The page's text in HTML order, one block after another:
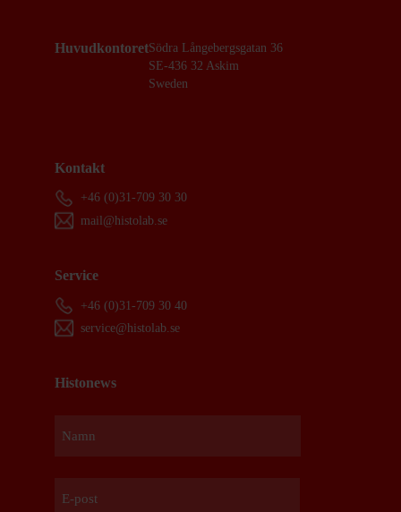
HuvudkontoretSödra Långebergsgatan 36
SE-436 32 Askim
Sweden
Kontakt
+46 (0)31-709 30 30
mail@histolab.se
Service
+46 (0)31-709 30 40
service@histolab.se
Histonews
post